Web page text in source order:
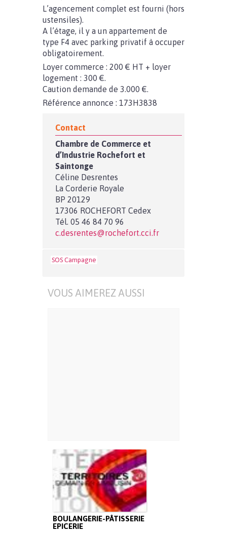
L’agencement complet est fourni (hors
ustensiles).
A l’étage, il y a un appartement de
type F4 avec parking privatif à occuper
obligatoirement.
Loyer commerce : 200 € HT + loyer
logement : 300 €.
Caution demande de 3.000 €.
Référence annonce : 173H3838
Contact
Chambre de Commerce et
d’Industrie Rochefort et
Saintonge
Céline Desrentes
La Corderie Royale
BP 20129
17306 ROCHEFORT Cedex
Tél. 05 46 84 70 96
c.desrentes@rochefort.cci.fr
SOS Campagne
VOUS AIMEREZ AUSSI
BOULANGERIE-PÂTISSERIE
EPICERIE